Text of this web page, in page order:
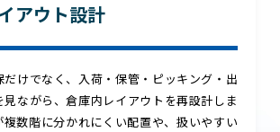
アウト設計
けでなく、入荷・保管・ピッキング・出
ながら、倉庫内レイアウトを再設計しま
複数階に分かれにくい配置や、扱いやすい